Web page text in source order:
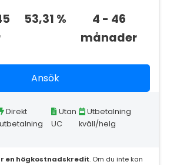
53,31 %
4 - 46
månader
Ansök
Direkt
utbetalning
Utan
UC
Utbetalning
kväll/helg
en högkostnadskredit. Om du inte kan